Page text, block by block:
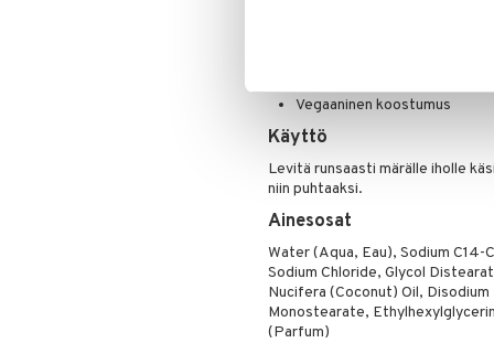
Jättää ihon pehmeäksi,
Vegaaninen koostumus
Käyttö
Levitä runsaasti märälle iholle
niin puhtaaksi.
Ainesosat
Water (Aqua, Eau), Sodium
Sodium Chloride, Glycol
Nucifera (Coconut) Oil,
Monostearate,
(Parfum)